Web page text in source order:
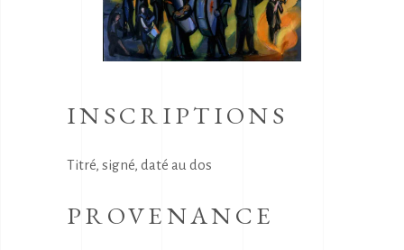
INSCRIPTIONS
Titré, signé, daté au dos
PROVENANCE